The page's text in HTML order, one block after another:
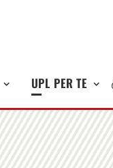
UPL PER TE